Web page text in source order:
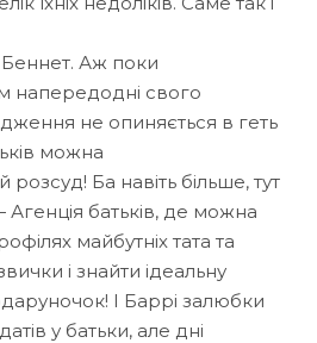
Аж поки
свого
не опиняється в геть
можна
Ба навіть більше, тут
Агенція батьків, де можна
майбутніх тата та
і знайти ідеальну
І Баррі залюбки
у батьки, але дні